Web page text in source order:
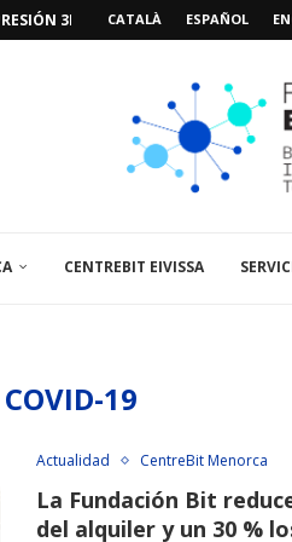
3D PARA...CATALÀ ESPAÑOL
CENTREBIT EIVISSA
COVID-19
Actualidad CentreBit Menorca
La Fundación Bit
del alquiler y un 30 %